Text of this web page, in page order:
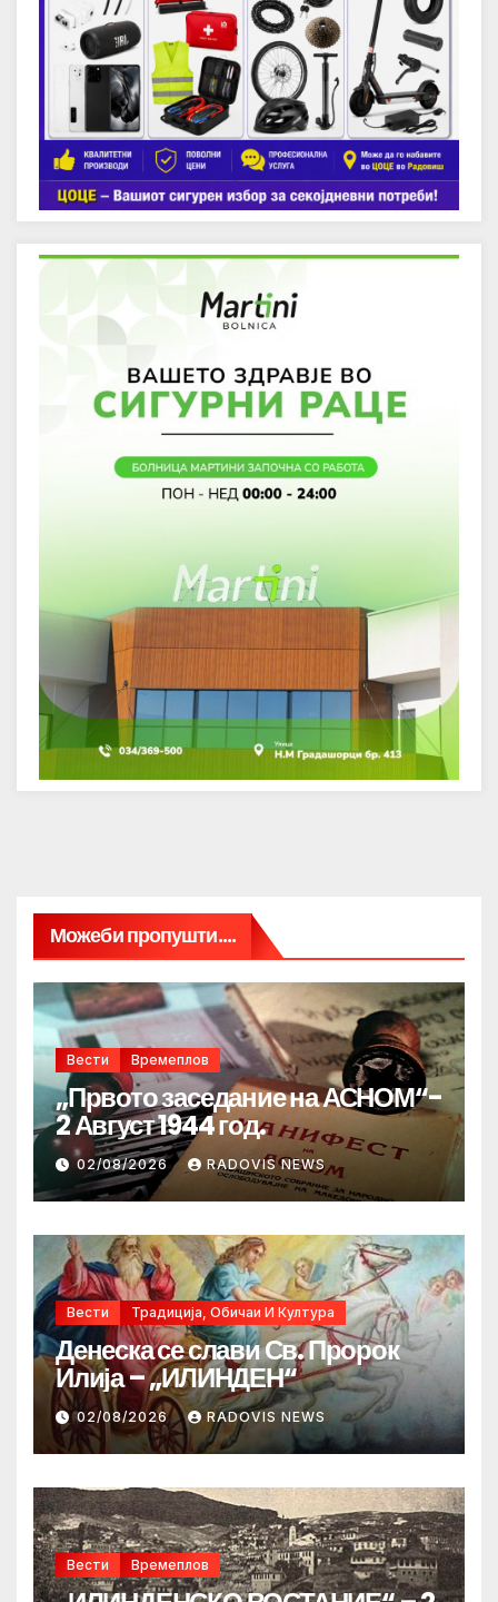
Можеби пропушти....
Вести Времеплов
„Првото заседание на АСНОМ“-
2 Август 1944 год.
02/08/2026 RADOVIS NEWS
Вести Традиција, Обичаи И Култура
Денеска се слави Св. Пророк
Илија – „ИЛИНДЕН“
02/08/2026 RADOVIS NEWS
Вести Времеплов